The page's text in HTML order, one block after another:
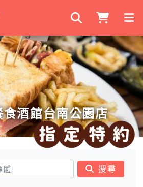
搜尋商家
酒館台南公園店
搜尋